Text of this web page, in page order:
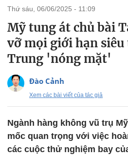
thứ sáu, 06/06/2025 - 11:09
Mỹ tung át chủ bài
vỡ mọi giới hạn
Trung 'nóng mặt'
Đào Cảnh
Xem các bài viết của tác giả
Ngành hàng không vũ trụ
mốc quan trọng với việc
các cuộc thử nghiệm bay